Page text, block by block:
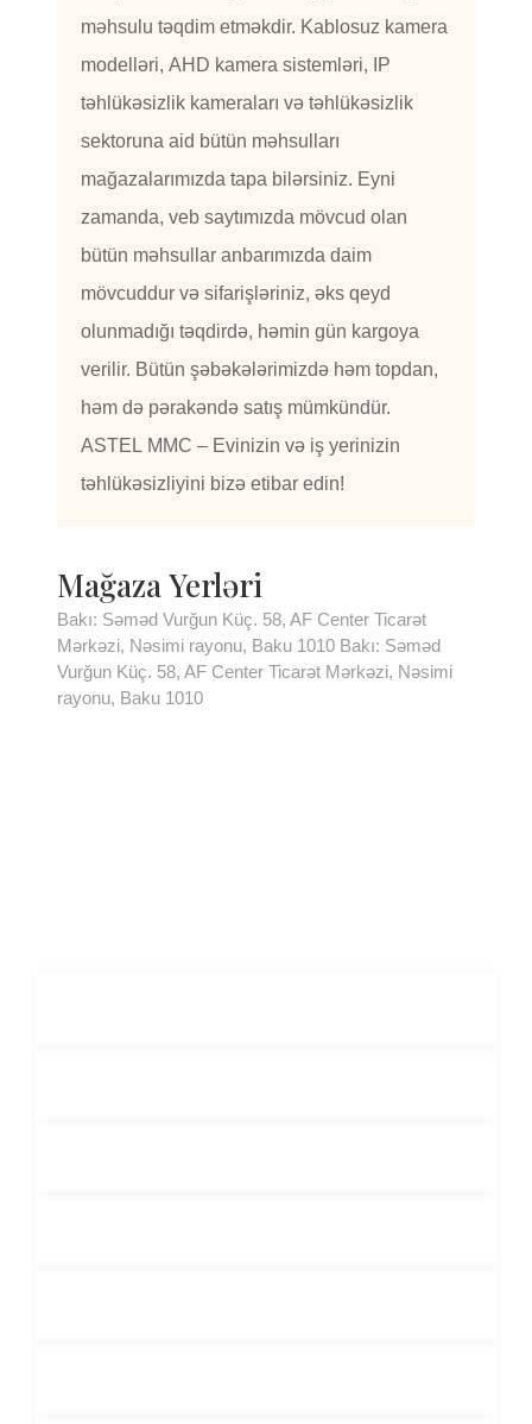
məhsulu təqdim etməkdir. Kablosuz kamera
modelləri, AHD kamera sistemləri, IP
təhlükəsizlik kameraları və təhlükəsizlik
sektoruna aid bütün məhsulları
mağazalarımızda tapa bilərsiniz. Eyni
zamanda, veb saytımızda mövcud olan
bütün məhsullar anbarımızda daim
mövcuddur və sifarişləriniz, əks qeyd
olunmadığı təqdirdə, həmin gün kargoya
verilir. Bütün şəbəkələrimizdə həm topdan,
həm də pərakəndə satış mümkündür.
ASTEL MMC – Evinizin və iş yerinizin
təhlükəsizliyini bizə etibar edin!
Mağaza Yerləri
Bakı: Səməd Vurğun Küç. 58, AF Center Ticarət
Mərkəzi, Nəsimi rayonu, Baku 1010 Bakı: Səməd
Vurğun Küç. 58, AF Center Ticarət Mərkəzi, Nəsimi
rayonu, Baku 1010